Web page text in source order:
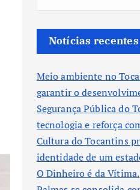
Notícias recentes
Meio ambiente no
garantir o
Segurança Pública do
tecnologia e reforça
Cultura do Tocantins
identidade de um
O Dinheiro é da Vítima.